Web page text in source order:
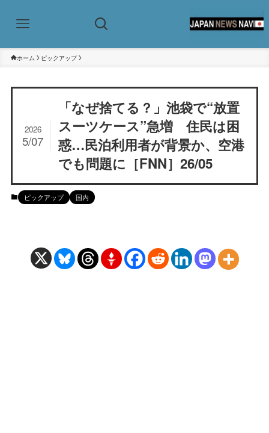
ホーム ピックアップ
「なぜ捨てる？」池袋で“放置
スーツケース”急増 住民は困
惑…民泊利用者が背景か、空港
でも問題に［FNN］26/05
2026
5/07
ピックアップ 国内